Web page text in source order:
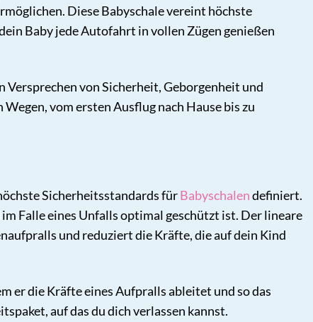
Diese Babyschale vereint höchste
Baby jede Autofahrt in vollen Zügen genießen
Versprechen von Sicherheit, Geborgenheit und
vom ersten Ausflug nach Hause bis zu
Sicherheitsstandards fürBabyschalendefiniert.
Falle eines Unfalls optimal geschützt ist. Der lineare
und reduziert die Kräfte, die auf dein Kind
er die Kräfte eines Aufpralls ableitet und so das
auf das du dich verlassen kannst.